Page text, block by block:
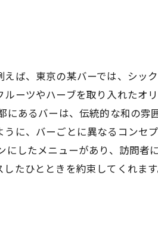
ば、東京の某バーでは、シッ
ーツやハーブを取り入れたオ
あるバーは、伝統的な和の雰
に、バーごとに異なるコンセ
したメニューがあり、訪問者
たひとときを約束してくれます